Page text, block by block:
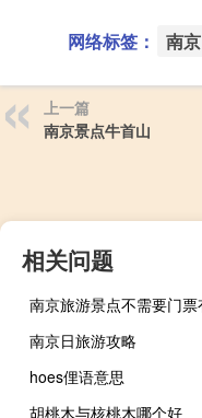
网络标签： 南京
上一篇
南京景点牛首山
相关问题
南京日旅游攻略
hoes俚语意思
胡桃木与核桃木哪个好